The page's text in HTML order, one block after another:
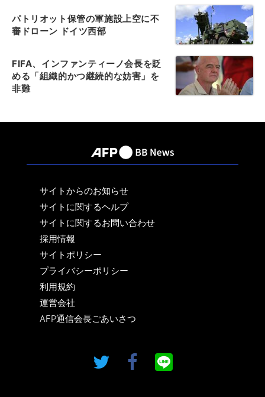
パトリオット保管の軍施設上空に不
審ドローン ドイツ西部
FIFA、インファンティーノ会長を貶
める「組織的かつ継続的な妨害」を
非難
サイトからのお知らせ
サイトに関するヘルプ
サイトに関するお問い合わせ
採用情報
サイトポリシー
プライバシーポリシー
利用規約
運営会社
AFP通信会長ごあいさつ